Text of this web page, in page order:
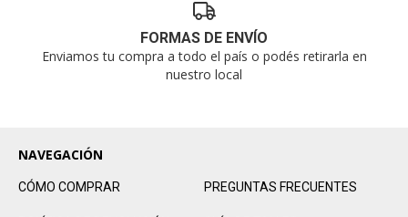
FORMAS DE ENVÍO
Enviamos tu compra a todo el país o podés retirarla en
nuestro local
NAVEGACIÓN
CÓMO COMPRAR PREGUNTAS FRECUENTES